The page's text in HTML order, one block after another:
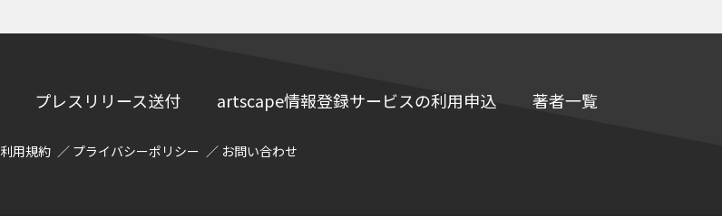
プレスリリース送付 artscape情報登録サービスの利用申込 著者一覧
利用規約 プライバシーポリシー お問い合わせ